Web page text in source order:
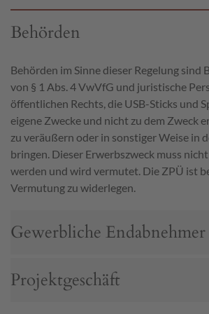
Behörden
Behörden im Sinne dieser Regelung sind
von § 1 Abs. 4 VwVfG und juristische
öffentlichen Rechts, die USB-Sticks und
eigene Zwecke und nicht zu dem Zweck
zu veräußern oder in sonstiger Weise in
bringen. Dieser Erwerbszweck muss
werden und wird vermutet. Die ZPÜ ist
Vermutung zu widerlegen.
Gewerbliche Endabnehmer
Projektgeschäft